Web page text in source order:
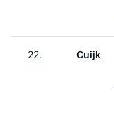
22. Cuijk